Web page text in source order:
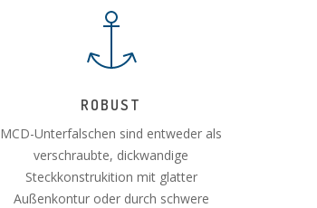
ROBUST
MCD-Unterfalschen sind entweder als
verschraubte, dickwandige
Steckkonstrukition mit glatter
Außenkontur oder durch schwere